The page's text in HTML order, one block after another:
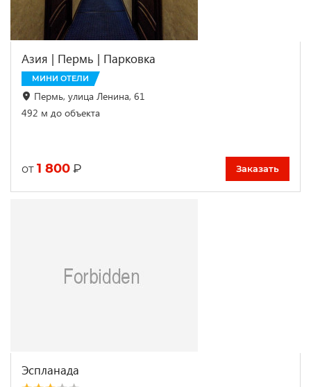
Азия | Пермь | Парковка
МИНИ ОТЕЛИ
Пермь, улица Ленина, 61
492 м до объекта
от 1 800 ₽ Заказать
Эспланада